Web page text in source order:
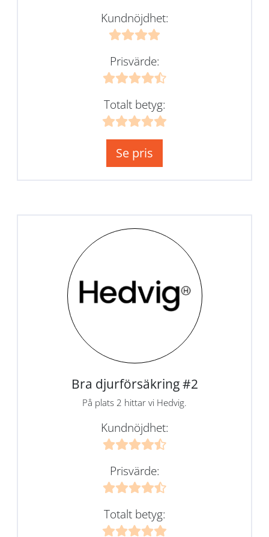
Kundnöjdhet:
Prisvärde:
Totalt betyg:
Se pris
Bra djurförsäkring #2
På plats 2 hittar vi Hedvig.
Kundnöjdhet:
Prisvärde:
Totalt betyg: